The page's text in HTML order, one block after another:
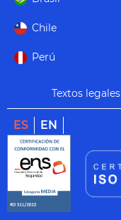
Chile
Perú
Textos legales
ES EN